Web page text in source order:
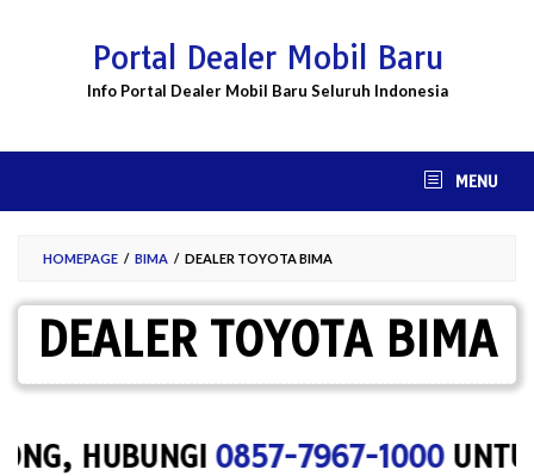
Portal Dealer Mobil Baru
Info Portal Dealer Mobil Baru Seluruh Indonesia
MENU
HOMEPAGE / BIMA / DEALER TOYOTA BIMA
DEALER TOYOTA BIMA
HUBUNGI0857-7967-1000UNTUK